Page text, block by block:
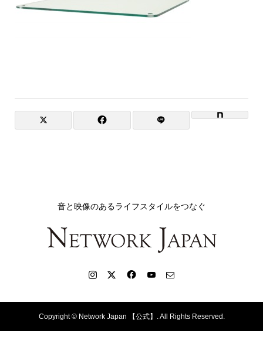
音と映像のあるライフスタイルをつなぐ
Copyright ©Network Japan 【公式】. All Rights Reserved.